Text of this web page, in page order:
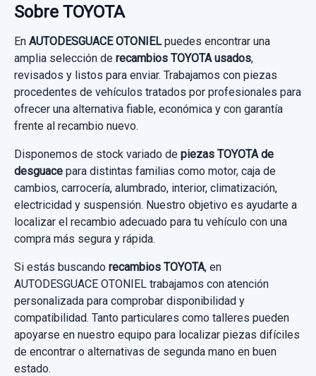
MOTOR LIMPIA TRASERO 0390201861
MOTOR LIMPIA TRASERO 0390201861
TOYOTA YARIS (KSP9/SCP9/NLP9) BLUE
Garantía 1 año
0390201861
15,69 €
Sin IVA, gastos de envío no incluidos.
Consultar por whatsapp
Sobre TOYOTA
En AUTODESGUACE OTONIELpuedes encontrar una
amplia selección de recambios TOYOTA usados,
revisados y listos para enviar. Trabajamos con piezas
procedentes de vehículos tratados por profesionales para
ofrecer una alternativa fiable, económica y con garantía
frente al recambio nuevo.
Disponemos de stock variado de piezas TOYOTA de
desguace para distintas familias como motor, caja de
cambios, carrocería, alumbrado, interior, climatización,
electricidad y suspensión. Nuestro objetivo es ayudarte a
localizar el recambio adecuado para tu vehículo con una
compra más segura y rápida.
Si estás buscando recambios TOYOTA, en
AUTODESGUACE OTONIEL trabajamos con atención
personalizada para comprobar disponibilidad y
compatibilidad. Tanto particulares como talleres pueden
apoyarse en nuestro equipo para localizar piezas difíciles
de encontrar o alternativas de segunda mano en buen
estado.